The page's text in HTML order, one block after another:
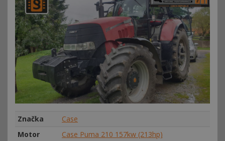
Značka
Case
Motor
Case Puma 210 157kw (213hp)